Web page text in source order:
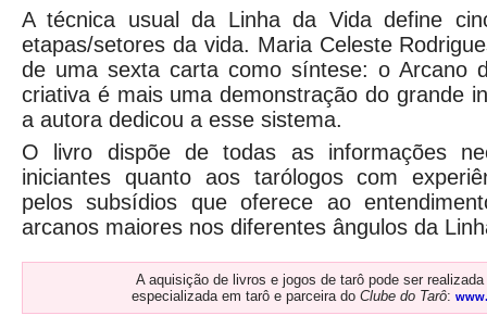
A técnica usual da Linha da Vida define
etapas/setores da vida. Maria Celeste
de uma sexta carta como síntese: o Arcano
criativa é mais uma demonstração do grande
a autora dedicou a esse sistema.
O livro dispõe de todas as informações
iniciantes quanto aos tarólogos com
pelos subsídios que oferece ao
arcanos maiores nos diferentes ângulos da
A aquisição de livros e jogos de tarô pode ser
especializada em tarô e parceira do Clube do Tarô: